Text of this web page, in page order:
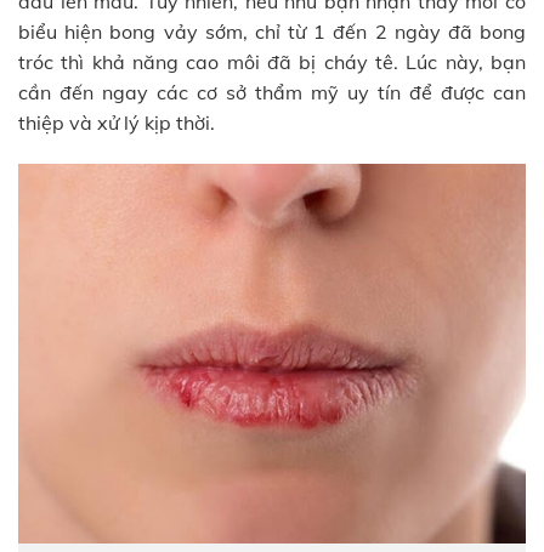
biểu hiện bong vảy sớm, chỉ từ 1 đến 2 ngày đã bong
tróc thì khả năng cao môi đã bị cháy tê. Lúc này, bạn
cần đến ngay các cơ sở thẩm mỹ uy tín để được can
thiệp và xử lý kịp thời.